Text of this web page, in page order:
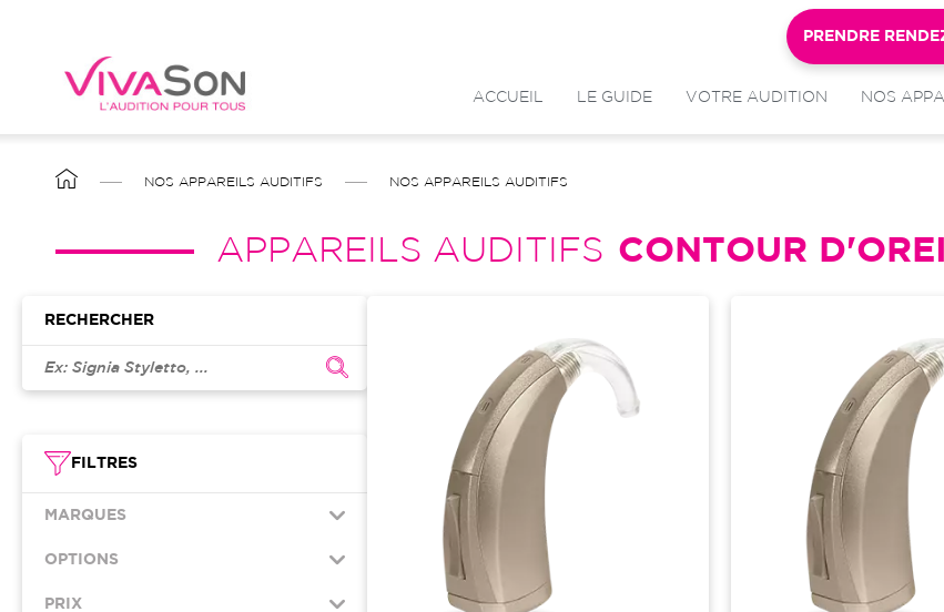
contenu
ACCUEIL LE GUIDE VOTRE AUDITION NOS
PRENDRE
FIL
NOS APPAREILS AUDITIFS NOS APPAREILS AUDITIFS
APPAREILS AUDITIFS CONTOUR
RECHERCHER
FILTRES
MARQUES
OPTIONS
PRIX